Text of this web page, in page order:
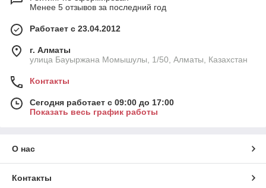
Менее 5 отзывов за последний год
Работает с 23.04.2012
г. Алматы
улица Бауыржана Момышулы, 1/50, Алматы, Казахстан
Контакты
Сегодня работает с 09:00 до 17:00
Показать весь график работы
О нас
Контакты